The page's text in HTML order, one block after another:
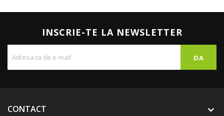
INSCRIE-TE LA NEWSLETTER
CONTACT